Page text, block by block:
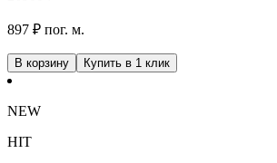
897 ₽ пог. м.
В корзину Купить в 1 клик
NEW
HIT